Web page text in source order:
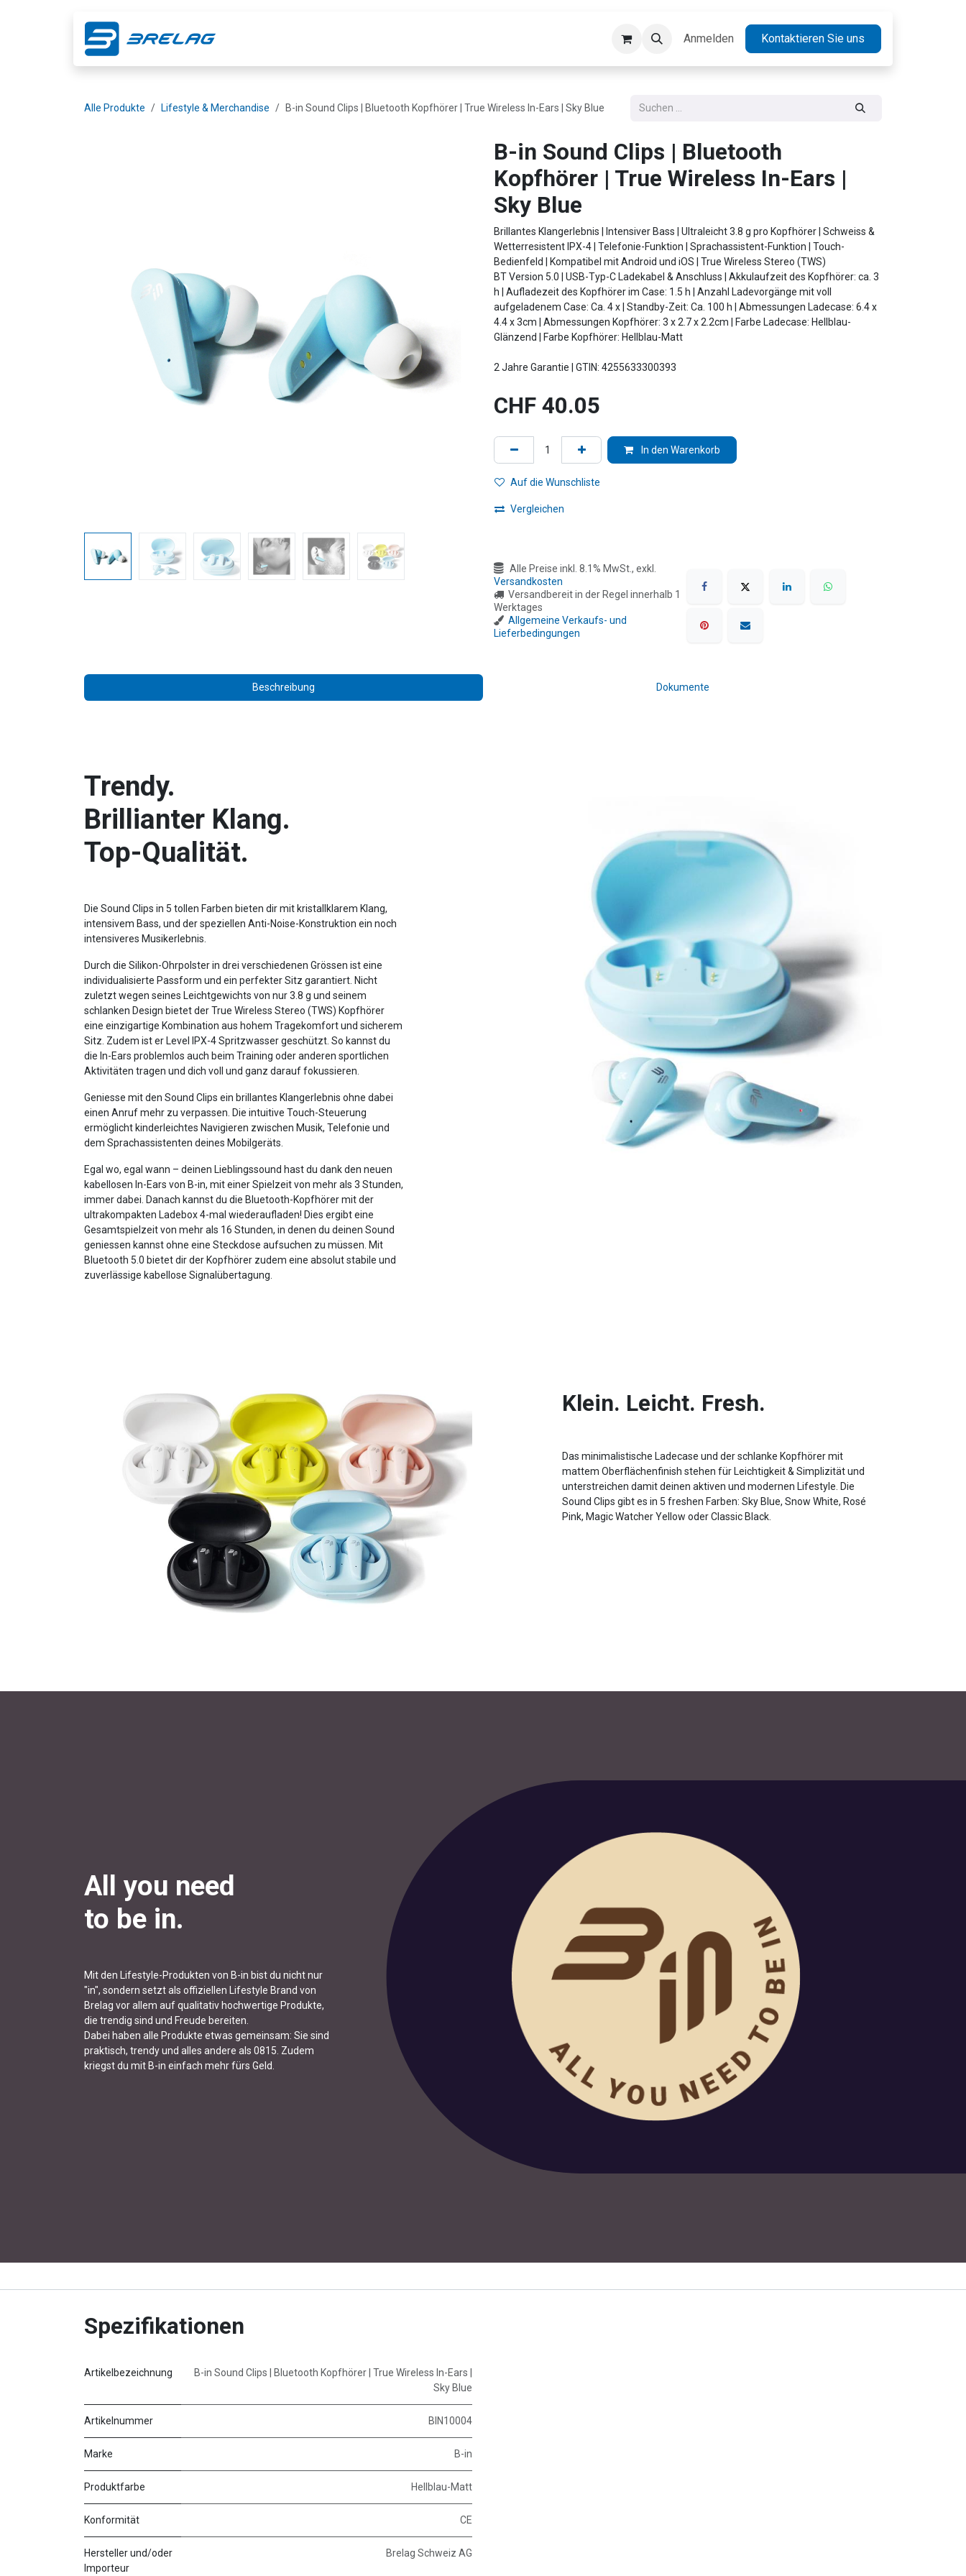
Kontakt Jobs
Anmelden Kontaktieren Sie uns
Alle Produkte Lifestyle & Merchandise B-in Sound Clips | Bluetooth Kopfhörer | True Wireless In-Ears | Sky Blue
B-in Sound Clips | Bluetooth
Kopfhörer | True Wireless In-Ears |
Sky Blue
Brillantes Klangerlebnis | Intensiver Bass | Ultraleicht 3.8 g pro Kopfhörer | Schweiss &
Wetterresistent IPX-4 | Telefonie-Funktion | Sprachassistent-Funktion | Touch-
Bedienfeld | Kompatibel mit Android und iOS | True Wireless Stereo (TWS)
BT Version 5.0 | USB-Typ-C Ladekabel & Anschluss | Akkulaufzeit des Kopfhörer: ca. 3
h | Aufladezeit des Kopfhörer im Case: 1.5 h | Anzahl Ladevorgänge mit voll
aufgeladenem Case: Ca. 4 x | Standby-Zeit: Ca. 100 h | Abmessungen Ladecase: 6.4 x
4.4 x 3cm | Abmessungen Kopfhörer: 3 x 2.7 x 2.2cm | Farbe Ladecase: Hellblau-
Glänzend | Farbe Kopfhörer: Hellblau-Matt
2 Jahre Garantie | GTIN: 4255633300393
CHF 40.05
In den Warenkorb
Auf die Wunschliste
Vergleichen
Alle Preise inkl. 8.1% MwSt., exkl.
Versandkosten
Versandbereit in der Regel innerhalb 1
Werktages
Allgemeine Verkaufs- und
Lieferbedingungen
Beschreibung Dokumente
Trendy.
Brillianter Klang.
Top-Qualität.
Die Sound Clips in 5 tollen Farben bieten dir mit kristallklarem Klang,
intensivem Bass, und der speziellen Anti-Noise-Konstruktion ein noch
intensiveres Musikerlebnis.
Durch die Silikon-Ohrpolster in drei verschiedenen Grössen ist eine
individualisierte Passform und ein perfekter Sitz garantiert. Nicht
zuletzt wegen seines Leichtgewichts von nur 3.8 g und seinem
schlanken Design bietet der True Wireless Stereo (TWS) Kopfhörer
eine einzigartige Kombination aus hohem Tragekomfort und sicherem
Sitz. Zudem ist er Level IPX-4 Spritzwasser geschützt. So kannst du
die In-Ears problemlos auch beim Training oder anderen sportlichen
Aktivitäten tragen und dich voll und ganz darauf fokussieren.
Geniesse mit den Sound Clips ein brillantes Klangerlebnis ohne dabei
einen Anruf mehr zu verpassen. Die intuitive Touch-Steuerung
ermöglicht kinderleichtes Navigieren zwischen Musik, Telefonie und
dem Sprachassistenten deines Mobilgeräts.
Egal wo, egal wann – deinen Lieblingssound hast du dank den neuen
kabellosen In-Ears von B-in, mit einer Spielzeit von mehr als 3 Stunden,
immer dabei. Danach kannst du die Bluetooth-Kopfhörer mit der
ultrakompakten Ladebox 4-mal wiederaufladen! Dies ergibt eine
Gesamtspielzeit von mehr als 16 Stunden, in denen du deinen Sound
geniessen kannst ohne eine Steckdose aufsuchen zu müssen. Mit
Bluetooth 5.0 bietet dir der Kopfhörer zudem eine absolut stabile und
zuverlässige kabellose Signalübertagung.
Klein. Leicht. Fresh.
Das minimalistische Ladecase und der schlanke Kopfhörer mit
mattem Oberflächenfinish stehen für Leichtigkeit & Simplizität und
unterstreichen damit deinen aktiven und modernen Lifestyle. Die
Sound Clips gibt es in 5 freshen Farben: Sky Blue, Snow White, Rosé
Pink, Magic Watcher Yellow oder Classic Black.
All you need
to be in.
Mit den Lifestyle-Produkten von B-in bist du nicht nur
"in", sondern setzt als offiziellen Lifestyle Brand von
Brelag vor allem auf qualitativ hochwertige Produkte,
die trendig sind und Freude bereiten.
Dabei haben alle Produkte etwas gemeinsam: Sie sind
praktisch, trendy und alles andere als 0815. Zudem
kriegst du mit B-in einfach mehr fürs Geld.
Spezifikationen
Artikelbezeichnung
B-in Sound Clips | Bluetooth Kopfhörer | True Wireless In-Ears |
Sky Blue
Artikelnummer BIN10004
Marke B-in
Produktfarbe Hellblau-Matt
Konformität CE
Hersteller und/oder
Importeur
Brelag Schweiz AG